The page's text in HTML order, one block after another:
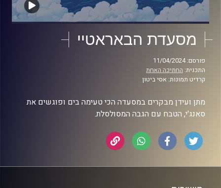
מסעדת הבאראטיי
פורסם: 11/04/2024
התכנית: החתיכה האחת
קרדיט תמונות: אסי ביטון
מתן ועידן מבקרים במסעדה הכי טעימה בים ופוגשים את
סאנג'י, הטבח עם הגבה המסולסלת.